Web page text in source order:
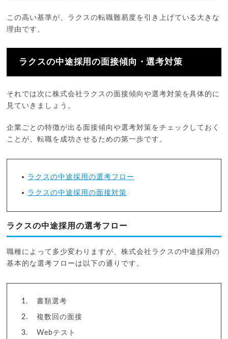
この高い基準が、ラクスの転職難易度を引き上げている大きな
理由です。
ラクスの中途採用の面接傾向・選考対策
それでは次に株式会社ラクスの面接傾向や選考対策を具体的に
見ていきましょう。
企業ごとの特徴が出る面接傾向や選考対策をチェックしておく
ことが、転職を成功させるための第一歩です。
ラクスの中途採用の選考フロー
ラクスの中途採用の面接対策
ラクスの中途採用の選考フロー
職種によって多少変わりますが、株式会社ラクスの中途採用の
基本的な選考フローは以下の通りです。
書類選考
複数回の面接
Webテスト